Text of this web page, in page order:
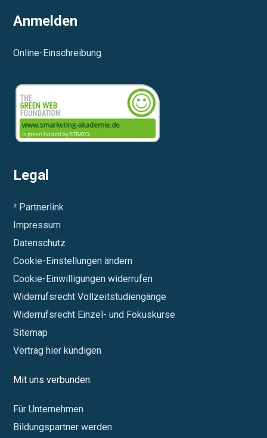
Anmelden
Online-Einschreibung
Legal
² Partnerlink
Impressum
Datenschutz
Cookie-Einstellungen ändern
Cookie-Einwilligungen widerrufen
Widerrufsrecht Vollzeitstudiengänge
Widerrufsrecht Einzel- und Fokuskurse
Sitemap
Vertrag hier kündigen
Mit uns verbunden:
Für Unternehmen
Bildungspartner werden